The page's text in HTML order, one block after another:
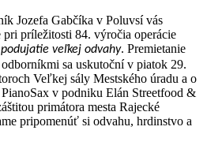
Jozefa Gabčíka v Poluvsí vás
pri príležitosti 84. výročia operácie
veľkej odvahy. Premietanie
sa uskutoční v piatok 29.
Veľkej sály Mestského úradu a o
v podniku Elán Streetfood &
primátora mesta Rajecké
pripomenúť si odvahu, hrdinstvo a